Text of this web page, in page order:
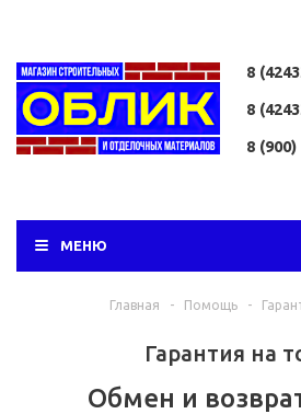
8
8
8
МЕНЮ
Главная - Помощь -
Гарантия на
Обмен и